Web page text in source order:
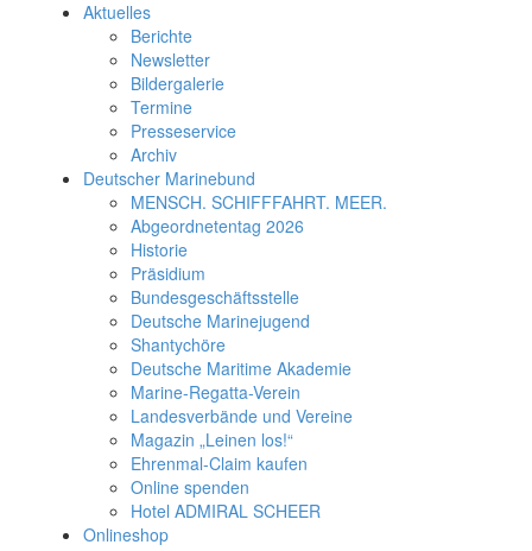
Aktuelles
Berichte
Newsletter
Bildergalerie
Termine
Presseservice
Archiv
Deutscher Marinebund
MENSCH. SCHIFFFAHRT. MEER.
Abgeordnetentag 2026
Historie
Präsidium
Bundesgeschäftsstelle
Deutsche Marinejugend
Shantychöre
Deutsche Maritime Akademie
Marine-Regatta-Verein
Landesverbände und Vereine
Magazin „Leinen los!“
Ehrenmal-Claim kaufen
Online spenden
Hotel ADMIRAL SCHEER
Onlineshop